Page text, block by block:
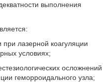
выполнения
при лазерной коагуляции
условиях;
осложнений
геморроидального узла;